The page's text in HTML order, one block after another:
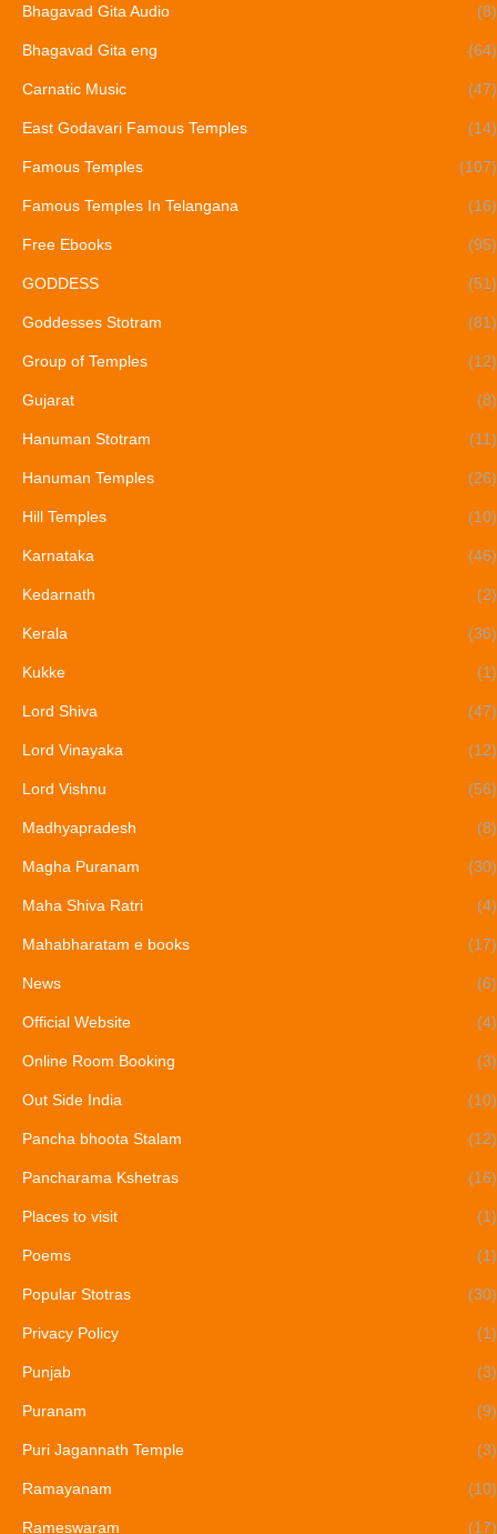
Bhagavad Gita Audio (8)
Bhagavad Gita eng (64)
Carnatic Music (47)
East Godavari Famous Temples (14)
Famous Temples (107)
Famous Temples In Telangana (16)
Free Ebooks (95)
GODDESS (51)
Goddesses Stotram (81)
Group of Temples (12)
Gujarat (8)
Hanuman Stotram (11)
Hanuman Temples (26)
Hill Temples (10)
Karnataka (46)
Kedarnath (2)
Kerala (36)
Kukke (1)
Lord Shiva (47)
Lord Vinayaka (12)
Lord Vishnu (56)
Madhyapradesh (8)
Magha Puranam (30)
Maha Shiva Ratri (4)
Mahabharatam e books (17)
News (6)
Official Website (4)
Online Room Booking (3)
Out Side India (10)
Pancha bhoota Stalam (12)
Pancharama Kshetras (16)
Places to visit (1)
Poems (1)
Popular Stotras (30)
Privacy Policy (1)
Punjab (3)
Puranam (9)
Puri Jagannath Temple (3)
Ramayanam (10)
Rameswaram (17)